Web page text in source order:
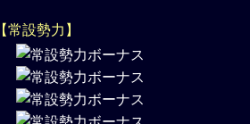
【常設勢力】